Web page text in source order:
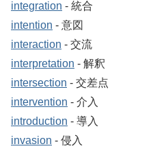
integration ‐ 統合
intention ‐ 意図
interaction ‐ 交流
interpretation ‐ 解釈
intersection ‐ 交差点
intervention ‐ 介入
introduction ‐ 導入
invasion ‐ 侵入